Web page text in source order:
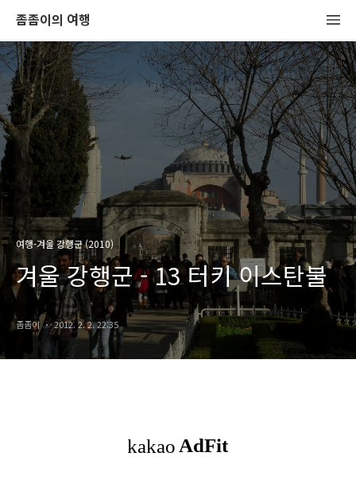
좀좀이의 여행
여행-겨울 강행군 (2010)
겨울 강행군 - 13 터키 이스탄불
좀좀이 2012. 2. 2. 22:35